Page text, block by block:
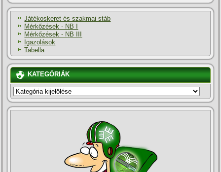
Játékoskeret és szakmai stáb
Mérkőzések - NB I
Mérkőzések - NB III
Igazolások
Tabella
KATEGÓRIÁK
KATEGÓRIÁK